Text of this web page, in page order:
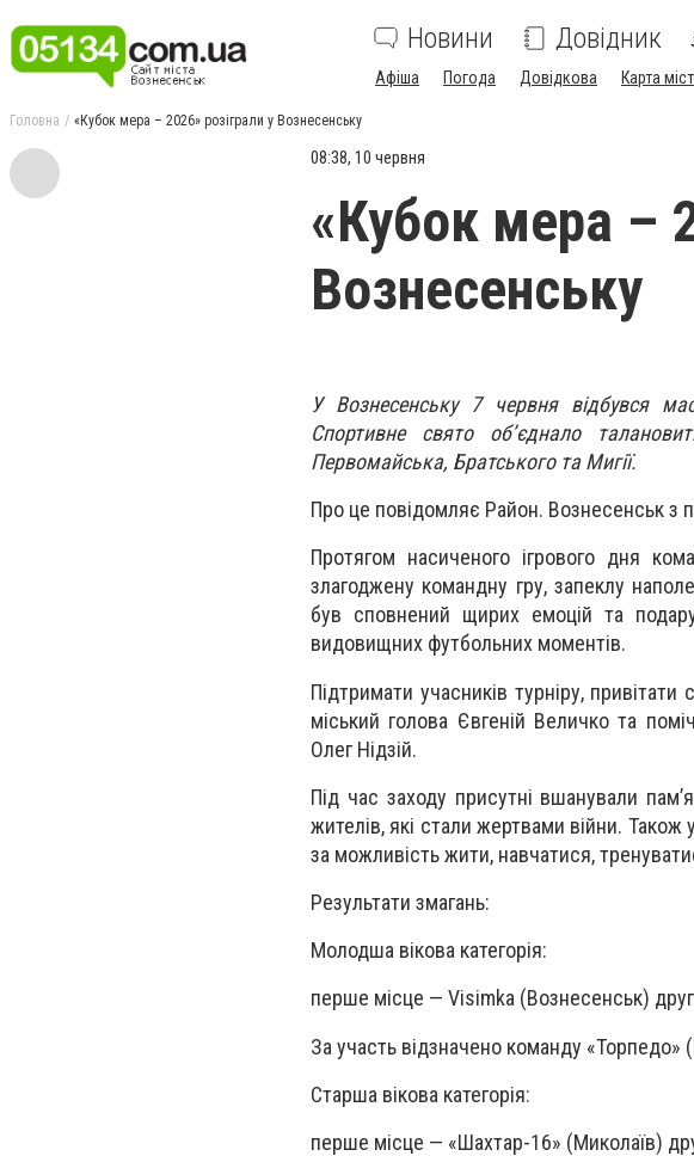
Новини Довідник
Афіша Погода Довідкова Карта
Головна «Кубок мера – 2026» розіграли у Вознесенську
08:38, 10 червня
«Кубок мера –
Вознесенську
У Вознесенську 7 червня відбувся
Спортивне свято об’єднало
Первомайська, Братського та Мигії.
Про це повідомляє Район. Вознесенськ з
Протягом насиченого ігрового дня
злагоджену командну гру, запеклу
був сповнений щирих емоцій та
видовищних футбольних моментів.
Підтримати учасників турніру,
міський голова Євгеній Величко та
Олег Нідзій.
Під час заходу присутні вшанували
жителів, які стали жертвами війни.
за можливість жити, навчатися,
Результати змагань:
Молодша вікова категорія:
перше місце — Visimka (Вознесенськ)
За участь відзначено команду «Торпедо»
Старша вікова категорія:
перше місце — «Шахтар-16» (Миколаїв)